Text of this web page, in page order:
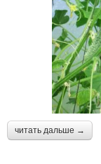
читать дальше →